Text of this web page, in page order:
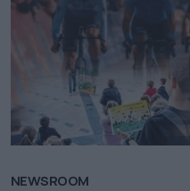
NEWSROOM